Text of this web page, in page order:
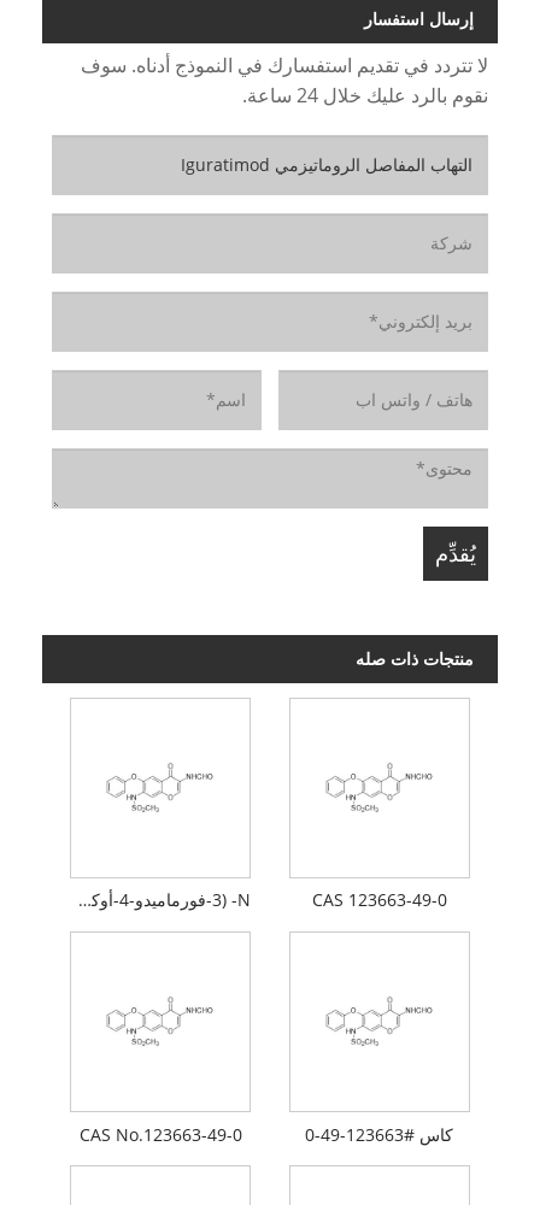
إرسال استفسار
لا تتردد في تقديم استفسارك في النموذج أدناه. سوف
نقوم بالرد عليك خلال 24 ساعة.
منتجات ذات صله
N- (3-فورماميدو-4-أوكسو-6-فينوكسي-4H-كرومين-7-ييل) ميثانيسولفوناميد N-[7- (ميثانيسولفوناميدو)-4-أوكسو-6-فينوكسي-4H-كرومين-3-ييل] فورماميد CAS 123663-49-0
CAS No.123663-49-0 كاس #123663-49-0